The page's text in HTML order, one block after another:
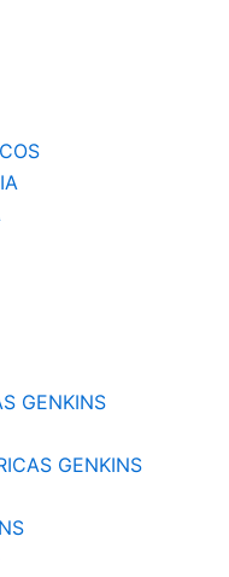
GENKINS
GENKINS